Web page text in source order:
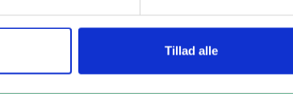
Tillad alle